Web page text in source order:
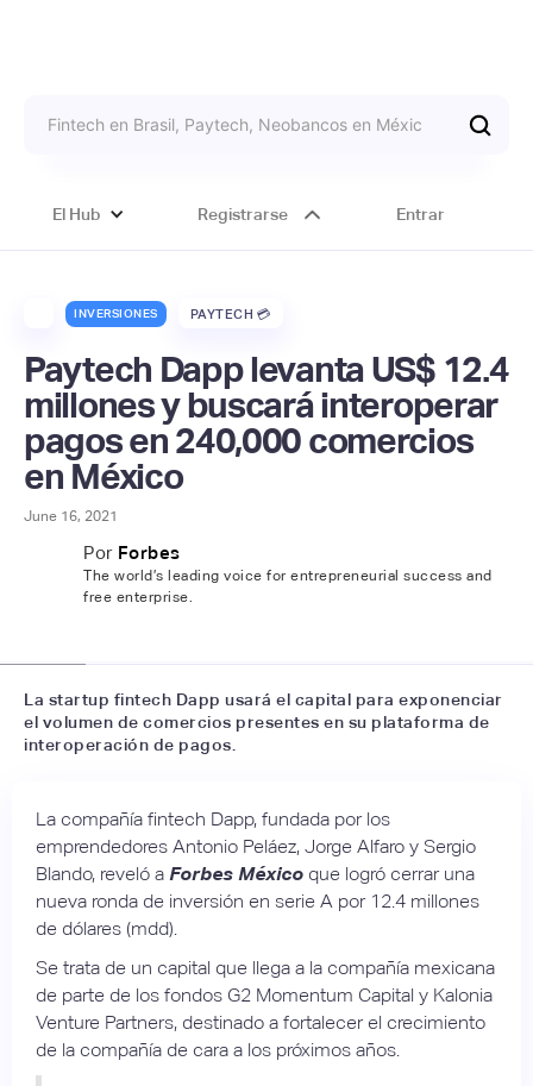
El Hub Registrarse Entrar
INVERSIONES PAYTECH 💳
Paytech Dapp levanta US$ 12.4
millones y buscará interoperar
pagos en 240,000 comercios
en México
June 16, 2021
Por Forbes
The world’s leading voice for entrepreneurial success and
free enterprise.
La startup fintech Dapp usará el capital para exponenciar
el volumen de comercios presentes en su plataforma de
interoperación de pagos.
La compañía fintech Dapp, fundada por los
emprendedores Antonio Peláez, Jorge Alfaro y Sergio
Blando, reveló a Forbes México que logró cerrar una
nueva ronda de inversión en serie A por 12.4 millones
de dólares (mdd).
Se trata de un capital que llega a la compañía mexicana
de parte de los fondos G2 Momentum Capital y Kalonia
Venture Partners, destinado a fortalecer el crecimiento
de la compañía de cara a los próximos años.